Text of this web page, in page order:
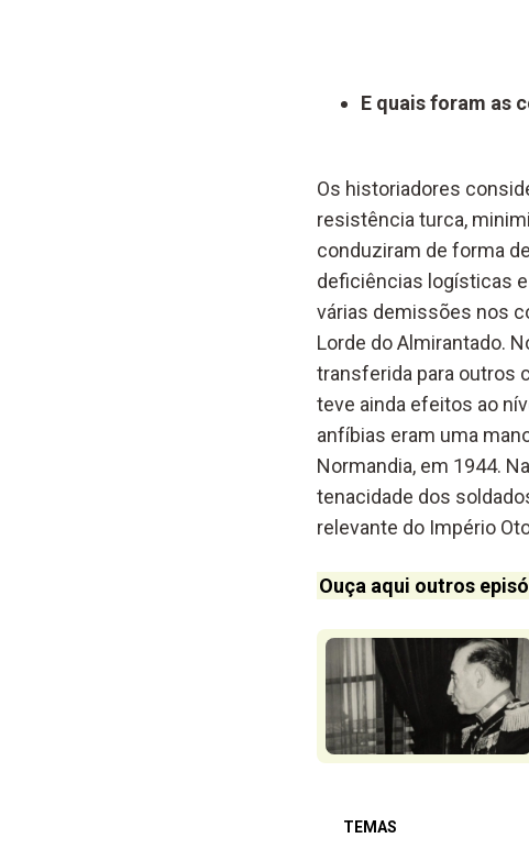
E quais foram as
Os historiadores
resistência turca,
conduziram de forma
deficiências logísticas
várias demissões nos
Lorde do Almirantado.
transferida para outros
teve ainda efeitos ao
anfíbias eram uma
Normandia, em 1944.
tenacidade dos
relevante do Império
Ouça aqui outros
TEMAS